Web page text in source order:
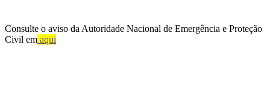
Consulte o aviso da Autoridade Nacional de Emergência e Proteção
Civil em aqui